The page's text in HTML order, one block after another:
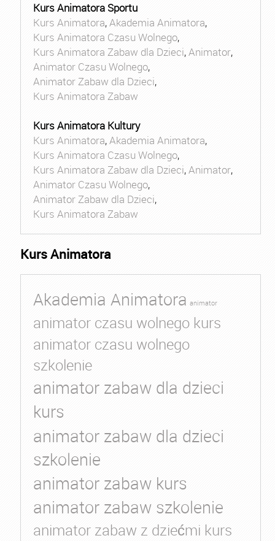
Kurs Animatora Sportu
Kurs Animatora,Akademia Animatora,
Kurs Animatora Czasu Wolnego,
Kurs Animatora Zabaw dla Dzieci,Animator,
Animator Czasu Wolnego,
Animator Zabaw dla Dzieci,
Kurs Animatora Zabaw
Kurs Animatora Kultury
Kurs Animatora,Akademia Animatora,
Kurs Animatora Czasu Wolnego,
Kurs Animatora Zabaw dla Dzieci,Animator,
Animator Czasu Wolnego,
Animator Zabaw dla Dzieci,
Kurs Animatora Zabaw
Kurs Animatora
Akademia Animatora animator
animator czasu wolnego kurs
animator czasu wolnego
szkolenie
animator zabaw dla dzieci
kurs
animator zabaw dla dzieci
szkolenie
animator zabaw kurs
animator zabaw szkolenie
animator zabaw z dziećmi kurs